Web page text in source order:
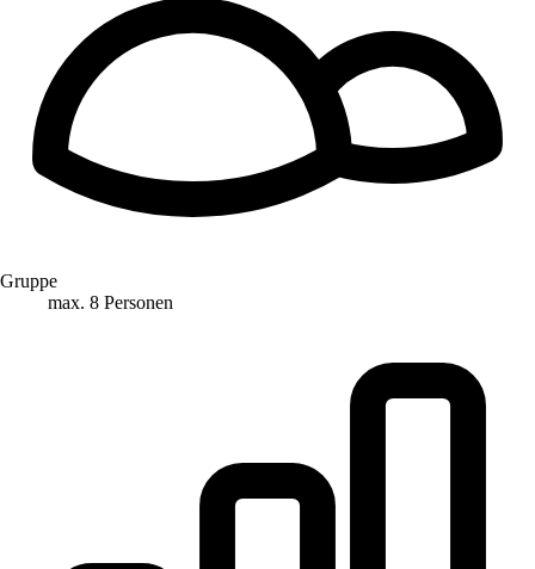
Gruppe
max. 8 Personen